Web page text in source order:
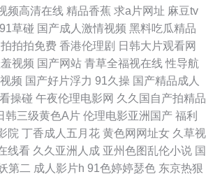
页 亚洲性爱巨场 97色色的 国产地址一二 另类综合
福利片 国产伪娘视频 青青草精品视频 香蕉视频污
码AV基地 青娱乐自拍 亚洲日本视频 99热网址 国
sss网站 欧美三级导航 午夜色色吧AV 91视频免费
久午夜无码 日本人妻三级 91网站在线观看 男人
频高清在线 精品香蕉 求a片网址 麻豆tv
91草碰 国产成人激情视频 黑料吃瓜精品
拍拍免费 香港伦理剧 日韩大片观看网
视频 国产网站 青草全福视在线 性导航
频 国产好片浮力 91久操 国产精品成人
操碰 午夜伦理电影网 久久国自产拍精品
韩三级黄色A片 伦理电影亚洲国产 福利
院 丁香成人五月花 黄色网网址女 久草视
线看 久久亚洲人成 亚州色图乱伦小说 国
第二 成人影片h 91色婷婷瑟色 东京热狠